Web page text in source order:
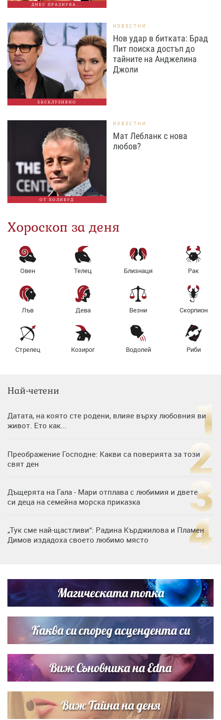
ДНЕС ПРАЗНУВА...
ЕКСКЛУЗИВНО
ИЗВЕСТНИ
Нов удар в битката: Брад
Пит поиска достъп до
тайните на Анджелина
Джоли
ОТ ХОЛИВУД
ИЗВЕСТНИ
Мат Лебланк с нова
любов?
Хороскоп за деня
Овен Телец Близнаци Рак
Лъв Дева Везни Скорпион
Стрелец Козирог Водолей Риби
Най-четени
Датата, на която сте родени, влияе върху любовния ви
живот. Ето как...
Преображение Господне: Какви са поверията за този
свят ден
Дъщерята на Гала - Мари отплава с любимия и двете
си деца на семейна морска приказка
„Тук сме най-щастливи“: Радина Кърджилова и Пламен
Димов издадоха своето любимо място
Братя Аргирови я изненадаха с песен
Магическата топка
Каква си според асцендента си
Виж Съновника на Edna
Виж Тайна на деня